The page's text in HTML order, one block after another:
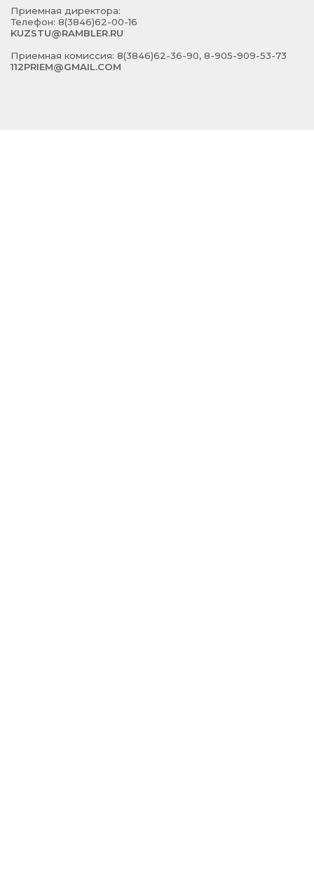
Приемная директора:
Телефон: 8(3846)62-00-16
KUZSTU@RAMBLER.RU
Приемная комиссия: 8(3846)62-36-90, 8-905-909-53-73
112PRIEM@GMAIL.COM